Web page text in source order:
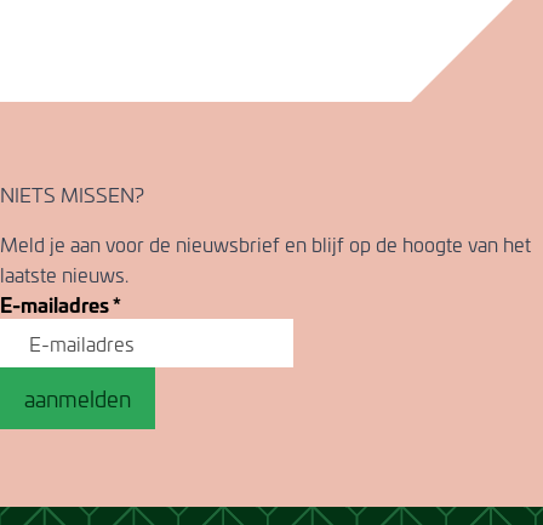
NIETS MISSEN?
Meld je aan voor de nieuwsbrief en blijf op de hoogte van het
laatste nieuws.
E-mailadres*
aanmelden